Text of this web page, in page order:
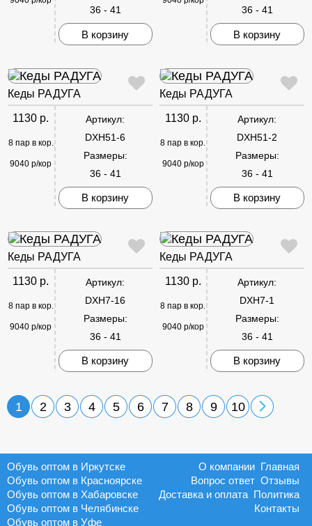
36 - 41
В корзину
36 - 41
В корзину
Кеды РАДУГА
1130 р.
8 пар в кор.
9040 р/кор
Артикул:
DXH51-6
Размеры:
36 - 41
В корзину
Кеды РАДУГА
1130 р.
8 пар в кор.
9040 р/кор
Артикул:
DXH51-2
Размеры:
36 - 41
В корзину
Кеды РАДУГА
1130 р.
8 пар в кор.
9040 р/кор
Артикул:
DXH7-16
Размеры:
36 - 41
В корзину
Кеды РАДУГА
1130 р.
8 пар в кор.
9040 р/кор
Артикул:
DXH7-1
Размеры:
36 - 41
В корзину
1 2 3 4 5 6 7 8 9 10
Обувь оптом в Иркутске
Обувь оптом в Красноярске
Обувь оптом в Хабаровске
Обувь оптом в Челябинске
Обувь оптом в Уфе
Главная
О компании
Отзывы
Вопрос ответ
Политика
Доставка и оплата
Контакты